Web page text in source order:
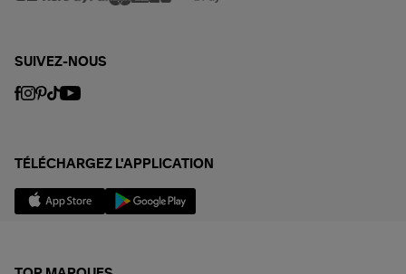
SUIVEZ-NOUS
TÉLÉCHARGEZ L'APPLICATION